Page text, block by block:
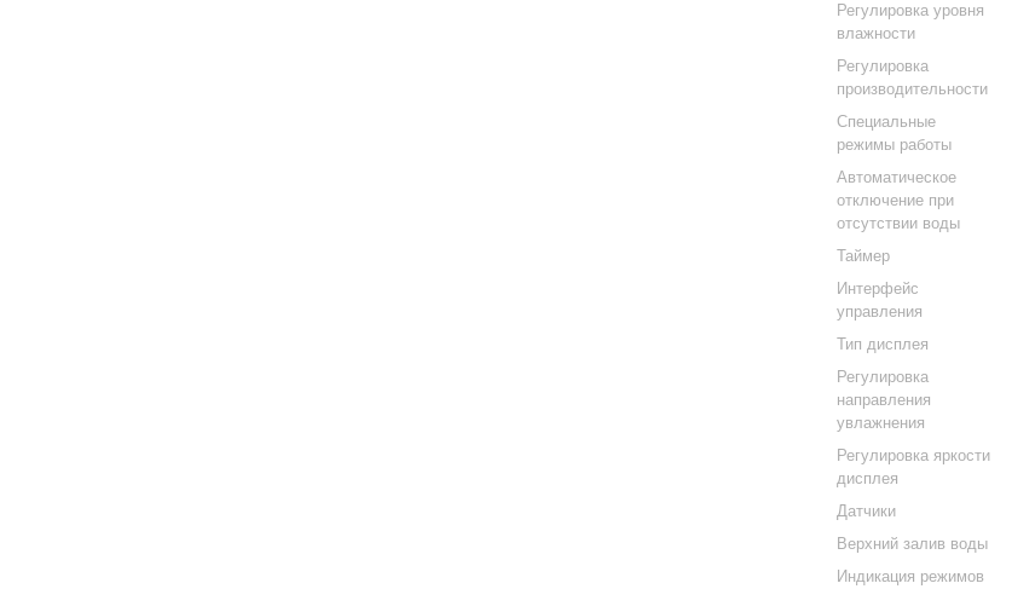
Регулировка уровня
влажности
Регулировка
производительности
Специальные
режимы работы
Автоматическое
отключение при
отсутствии воды
Таймер
Интерфейс
управления
Тип дисплея
Регулировка
направления
увлажнения
Регулировка яркости
дисплея
Датчики
Верхний залив воды
Индикация режимов